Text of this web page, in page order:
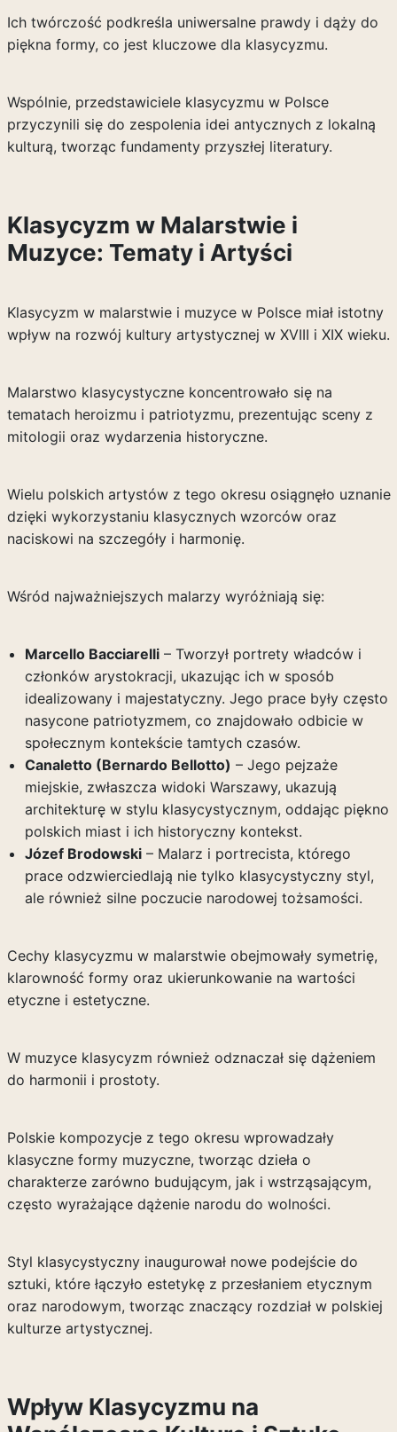
Ich twórczość podkreśla uniwersalne prawdy i dąży do
piękna formy, co jest kluczowe dla klasycyzmu.
Wspólnie, przedstawiciele klasycyzmu w Polsce
przyczynili się do zespolenia idei antycznych z lokalną
kulturą, tworząc fundamenty przyszłej literatury.
Klasycyzm w Malarstwie i
Muzyce: Tematy i Artyści
Klasycyzm w malarstwie i muzyce w Polsce miał istotny
wpływ na rozwój kultury artystycznej w XVIII i XIX wieku.
Malarstwo klasycystyczne koncentrowało się na
tematach heroizmu i patriotyzmu, prezentując sceny z
mitologii oraz wydarzenia historyczne.
Wielu polskich artystów z tego okresu osiągnęło uznanie
dzięki wykorzystaniu klasycznych wzorców oraz
naciskowi na szczegóły i harmonię.
Wśród najważniejszych malarzy wyróżniają się:
Marcello Bacciarelli– Tworzył portrety władców i
członków arystokracji, ukazując ich w sposób
idealizowany i majestatyczny. Jego prace były często
nasycone patriotyzmem, co znajdowało odbicie w
społecznym kontekście tamtych czasów.
Canaletto (Bernardo Bellotto) – Jego pejzaże
miejskie, zwłaszcza widoki Warszawy, ukazują
architekturę w stylu klasycystycznym, oddając piękno
polskich miast i ich historyczny kontekst.
Józef Brodowski– Malarz i portrecista, którego
prace odzwierciedlają nie tylko klasycystyczny styl,
ale również silne poczucie narodowej tożsamości.
Cechy klasycyzmu w malarstwie obejmowały symetrię,
klarowność formy oraz ukierunkowanie na wartości
etyczne i estetyczne.
W muzyce klasycyzm również odznaczał się dążeniem
do harmonii i prostoty.
Polskie kompozycje z tego okresu wprowadzały
klasyczne formy muzyczne, tworząc dzieła o
charakterze zarówno budującym, jak i wstrząsającym,
często wyrażające dążenie narodu do wolności.
Styl klasycystyczny inaugurował nowe podejście do
sztuki, które łączyło estetykę z przesłaniem etycznym
oraz narodowym, tworząc znaczący rozdział w polskiej
kulturze artystycznej.
Wpływ Klasycyzmu na